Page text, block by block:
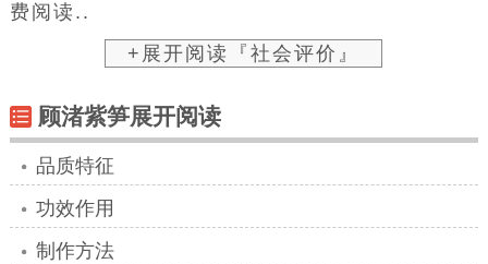
费阅读..
+展开阅读『社会评价』
顾渚紫笋展开阅读
品质特征
功效作用
制作方法